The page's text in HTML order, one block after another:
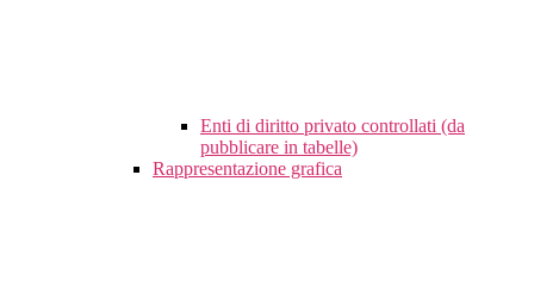
Enti di diritto privato controllati (da
pubblicare in tabelle)
Rappresentazione grafica